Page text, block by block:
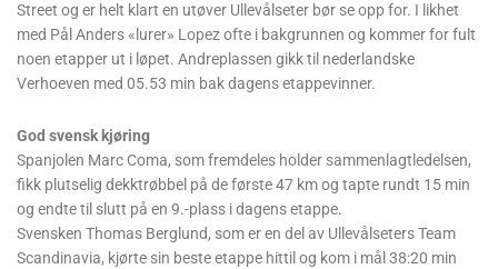
Street og er helt klart en utøver Ullevålseter bør se opp for. I likhet
med Pål Anders «lurer» Lopez ofte i bakgrunnen og kommer for fult
noen etapper ut i løpet. Andreplassen gikk til nederlandske
Verhoeven med 05.53 min bak dagens etappevinner.
God svensk kjøring
Spanjolen Marc Coma, som fremdeles holder sammenlagtledelsen,
fikk plutselig dekktrøbbel på de første 47 km og tapte rundt 15 min
og endte til slutt på en 9.-plass i dagens etappe.
Svensken Thomas Berglund, som er en del av Ullevålseters Team
Scandinavia, kjørte sin beste etappe hittil og kom i mål 38:20 min